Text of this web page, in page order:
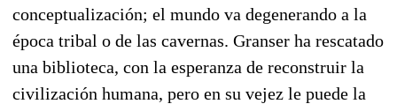
conceptualización; el mundo va degenerando a la
época tribal o de las cavernas. Granser ha rescatado
una biblioteca, con la esperanza de reconstruir la
civilización humana, pero en su vejez le puede la